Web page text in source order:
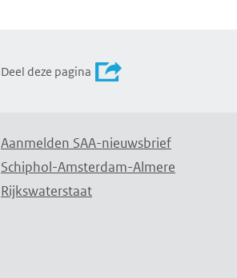
Deel deze pagina
Aanmelden SAA-nieuwsbrief
Schiphol-Amsterdam-Almere
Rijkswaterstaat